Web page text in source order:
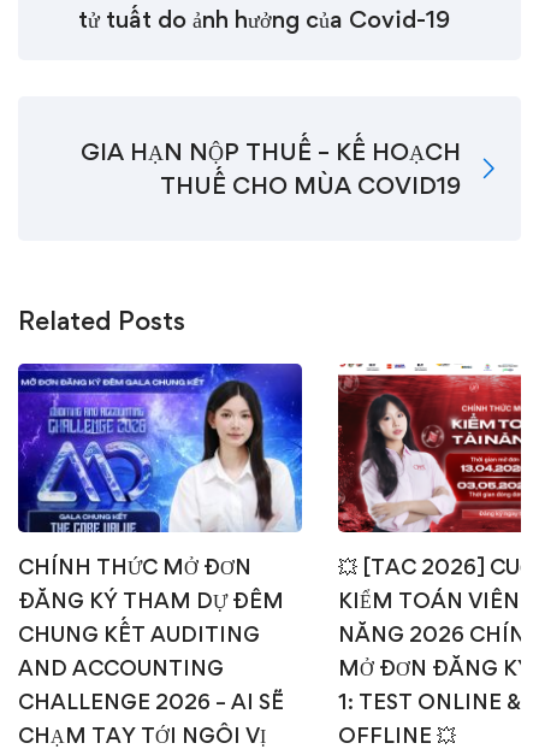
tử tuất do ảnh hưởng của Covid-19
GIA HẠN NỘP THUẾ – KẾ HOẠCH
THUẾ CHO MÙA COVID19
Related Posts
CHÍNH THỨC MỞ ĐƠN
ĐĂNG KÝ THAM DỰ ĐÊM
CHUNG KẾT AUDITING
AND ACCOUNTING
CHALLENGE 2026 – AI SẼ
CHẠM TAY TỚI NGÔI VỊ
💥 [TAC 2026]
KIỂM TOÁN VIÊN
NĂNG 2026
MỞ ĐƠN ĐĂNG KÝ
1: TEST ONLINE &
OFFLINE 💥